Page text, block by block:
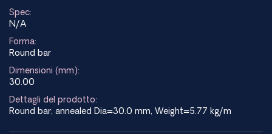
Spec:
N/A
Forma:
Round bar
Dimensioni (mm):
30.00
Dettagli del prodotto:
Round bar; annealed Dia=30.0 mm, Weight=5.77 kg/m